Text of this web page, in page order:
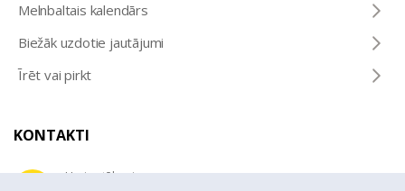
Melnbaltais kalendārs
Biežāk uzdotie jautājumi
Īrēt vai pirkt
KONTAKTI
Uzziņu tālrunis